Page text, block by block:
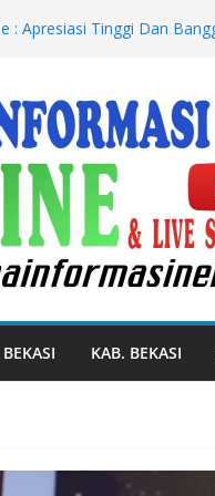
: Apresiasi Tinggi Dan
BARIS BERBARIS
Bersih Saluran Irigasi
Potensi Unggulan
Kunjungi Anak Pengetik
Undangan HUT RI
KAB. BEKASI